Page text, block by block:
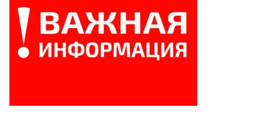
ум